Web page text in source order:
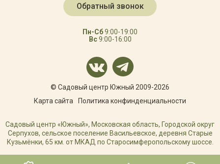
Обратный звонок
Пн-Сб9:00-19:00
Вс9:00-16:00
© Садовый центр Южный 2009-2026
Карта сайта
Политика конфинденциальности
Садовый центр «Южный», Московская область, Городской округ
Серпухов, сельское поселение Васильевское, деревня Старые
Кузьмёнки, 65 км. от МКАД по Старосимферопольскому шоссе.